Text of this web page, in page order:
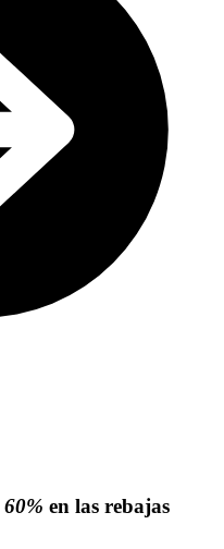
60% en las rebajas